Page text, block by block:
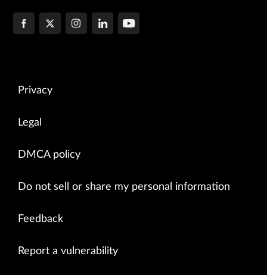
Privacy
Legal
DMCA policy
Do not sell or share my personal information
Feedback
Report a vulnerability